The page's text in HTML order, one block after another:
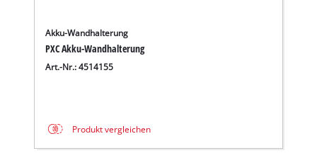
Akku-Wandhalterung
PXC Akku-Wandhalterung
Art.-Nr.: 4514155
Produkt vergleichen